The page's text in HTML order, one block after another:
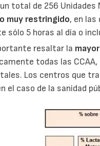
total de 256 Unidades
muy restringido, en las
sólo 5 horas al día o
resaltar la
todas las
Los centros que
el caso de la sanidad